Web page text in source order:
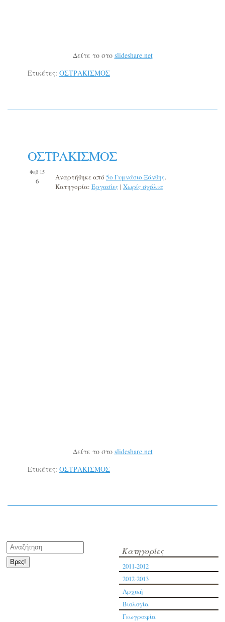
Δείτε το στο slideshare.net
Ετικέτες: ΟΣΤΡΑΚΙΣΜΟΣ
ΟΣΤΡΑΚΙΣΜΟΣ
Φεβ 15
6 Αναρτήθηκε από 5o Γυμνάσιο Ξάνθης.
Κατηγορία: Εργασίες | Χωρίς σχόλια
Δείτε το στο slideshare.net
Ετικέτες: ΟΣΤΡΑΚΙΣΜΟΣ
Kατηγορίες
2011-2012
2012-2013
Αρχική
Βιολογία
Γεωγραφία